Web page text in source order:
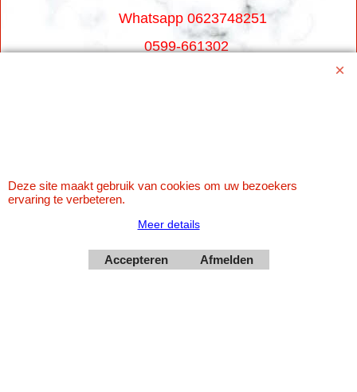
Whatsapp 0623748251
0599-661302
Deze site maakt gebruik van cookies om uw bezoekers
ervaring te verbeteren.
Meer details
Accepteren Afmelden